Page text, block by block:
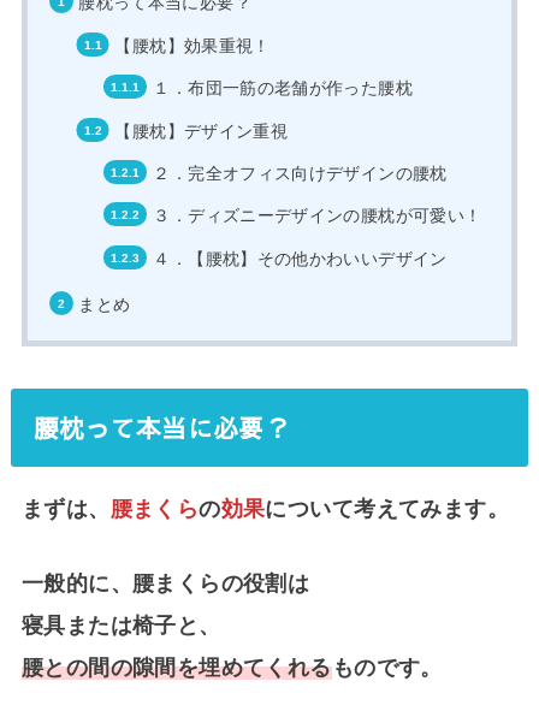
【腰枕】効果重視！
１．布団一筋の老舗が作った腰枕
【腰枕】デザイン重視
２．完全オフィス向けデザインの腰枕
３．ディズニーデザインの腰枕が可愛い！
４．【腰枕】その他かわいいデザイン
まとめ
腰枕って本当に必要？
まずは、 腰まくらの効果について考えてみます。
一般的に、腰まくらの役割は
寝具または椅子と、
腰との間の隙間を埋めてくれるものです。